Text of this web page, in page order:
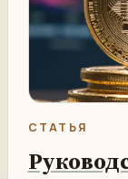
СТАТЬЯ